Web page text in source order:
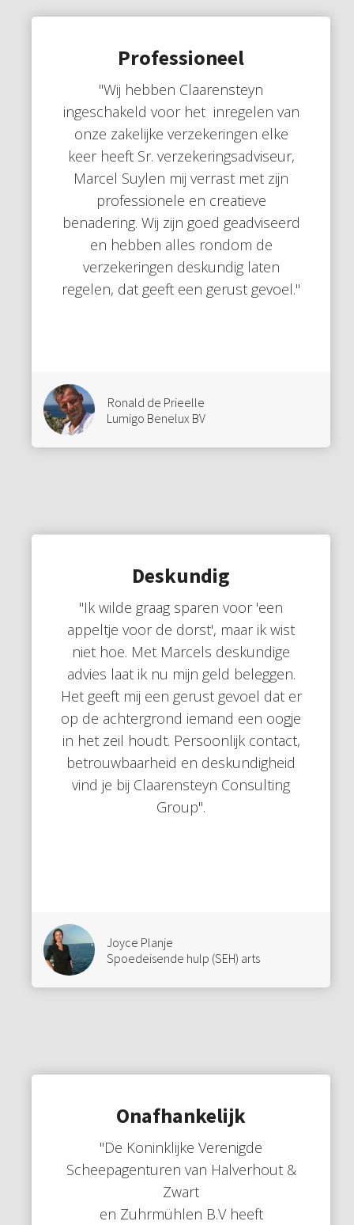
Professioneel
"Wij hebben Claarensteyn
ingeschakeld voor het inregelen van
onze zakelijke verzekeringen elke
keer heeft Sr. verzekeringsadviseur,
Marcel Suylen mij verrast met zijn
professionele en creatieve
benadering. Wij zijn goed geadviseerd
en hebben alles rondom de
verzekeringen deskundig laten
regelen, dat geeft een gerust gevoel."
Ronald de Prieelle
Lumigo Benelux BV
Deskundig
"Ik wilde graag sparen voor 'een
appeltje voor de dorst', maar ik wist
niet hoe. Met Marcels deskundige
advies laat ik nu mijn geld beleggen.
Het geeft mij een gerust gevoel dat er
op de achtergrond iemand een oogje
in het zeil houdt. Persoonlijk contact,
betrouwbaarheid en deskundigheid
vind je bij Claarensteyn Consulting
Group".
Joyce Planje
Spoedeisende hulp (SEH) arts
Onafhankelijk
"De Koninklijke Verenigde
Scheepagenturen van Halverhout &
Zwart
en Zuhrmühlen B.V heeft